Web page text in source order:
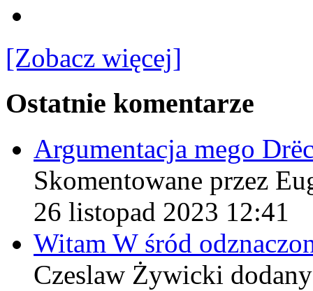
[Zobacz więcej]
Ostatnie komentarze
Argumentacja mego
Skomentowane przez
26 listopad 2023 12:41
Witam W śród
Czeslaw Żywicki